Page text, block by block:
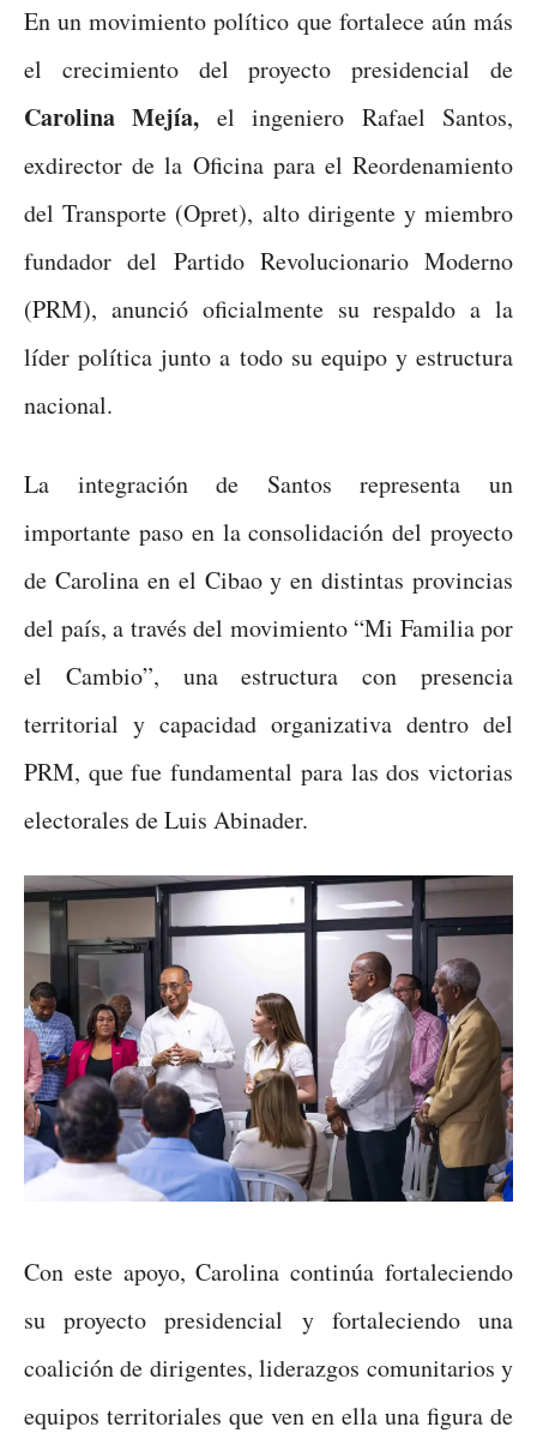
En un movimiento político que fortalece aún más
el crecimiento del proyecto presidencial de
Carolina Mejía, el ingeniero Rafael Santos,
exdirector de la Oficina para el Reordenamiento
del Transporte (Opret), alto dirigente y miembro
fundador del Partido Revolucionario Moderno
(PRM), anunció oficialmente su respaldo a la
líder política junto a todo su equipo y estructura
nacional.
La integración de Santos representa un
importante paso en la consolidación del proyecto
de Carolina en el Cibao y en distintas provincias
del país, a través del movimiento “Mi Familia por
el Cambio”, una estructura con presencia
territorial y capacidad organizativa dentro del
PRM, que fue fundamental para las dos victorias
electorales de Luis Abinader.
Con este apoyo, Carolina continúa fortaleciendo
su proyecto presidencial y fortaleciendo una
coalición de dirigentes, liderazgos comunitarios y
equipos territoriales que ven en ella una figura de